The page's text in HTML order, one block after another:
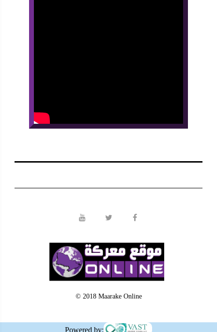
© 2018 Maarake Online